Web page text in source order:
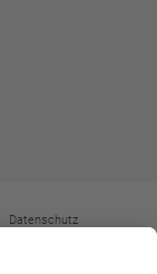
Datenschutz